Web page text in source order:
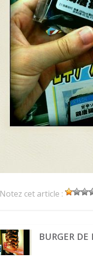
Notez cet article :
BURGER